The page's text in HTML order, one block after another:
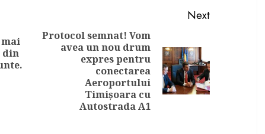
Previous
din
Next
Protocol semnat! Vom
avea un nou drum
expres pentru
conectarea
Aeroportului
Timișoara cu
Autostrada A1